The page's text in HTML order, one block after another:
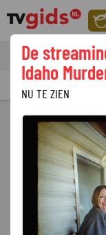
tvgids
De
Idaho
NU TE ZIEN